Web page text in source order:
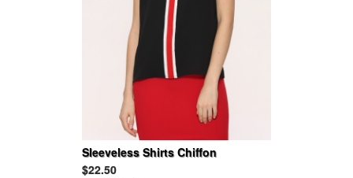
Sleeveless Shirts Chiffon
Patchwork Blouse
$22.50